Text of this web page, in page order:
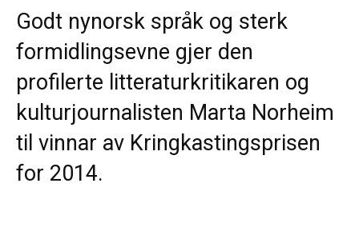
Godt nynorsk språk og sterk
formidlingsevne gjer den
profilerte litteraturkritikaren og
kulturjournalisten Marta Norheim
til vinnar av Kringkastingsprisen
for 2014.